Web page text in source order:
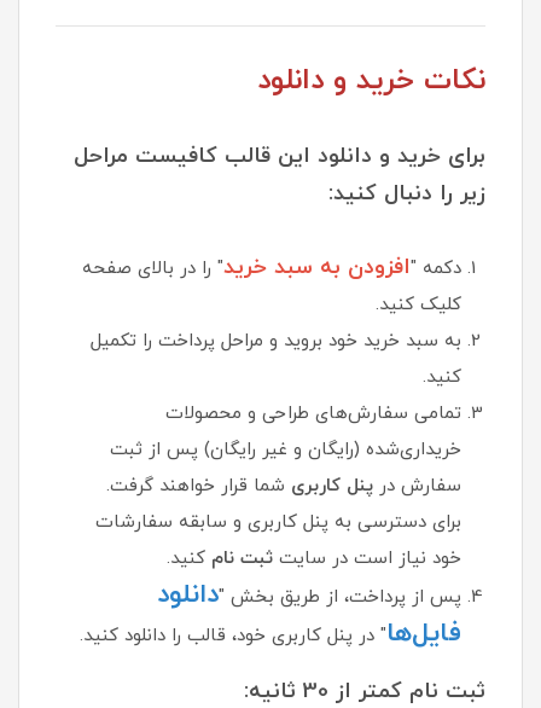
نکات خرید و دانلود
برای خرید و دانلود این قالب کافیست مراحل
زیر را دنبال کنید:
دکمه "افزودن به سبد خرید" را در بالای صفحه
کلیک کنید.
به سبد خرید خود بروید و مراحل پرداخت را تکمیل
کنید.
تمامی سفارش‌های طراحی و محصولات
خریداری‌شده (رایگان و غیر رایگان) پس از ثبت
سفارش در پنل کاربری شما قرار خواهند گرفت.
برای دسترسی به پنل کاربری و سابقه سفارشات
خود نیاز است در سایت ثبت نام کنید.
پس از پرداخت، از طریق بخش "دانلود
فایل‌ها" در پنل کاربری خود، قالب را دانلود کنید.
ثبت نام کمتر از 30 ثانیه: